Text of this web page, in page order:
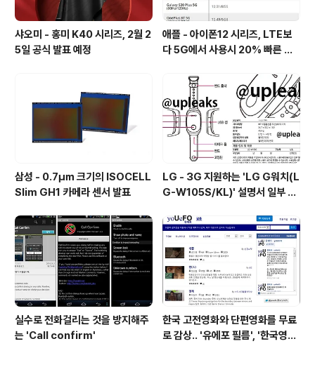
샤오미 - 홍미 K40 시리즈, 2월 2
5일 공식 발표 예정
애플 - 아이폰12 시리즈, LTE보
다 5G에서 사용시 20% 빠른 배
삼성 - 0.7㎛ 크기의 ISOCELL
Slim GH1 카메라 센서 발표
LG - 3G 지원하는 'LG G워치(L
G-W105S/KL)' 설명서 일부 유
실수로 전화걸리는 것을 방지해주
는 'Call confirm'
한국 고전영화와 단편영화를 무료
로 감상.. '유에포 필름', '한국영상